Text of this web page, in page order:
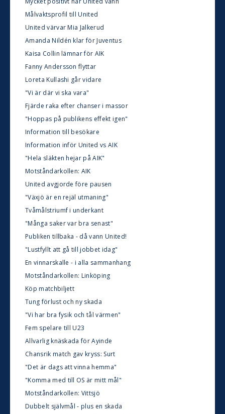
Målvaktsprofil till United
United värvar Mia Jalkerud
Amanda Nildén klar för Juventus
Kaisa Collin lämnar för AIK
Fanny Andersson flyttar
Loreta Kullashi går vidare
"Vi är där vi ska vara"
Fjärde raka efter chanser i massor
"Hoppas på publikens effekt igen"
Information till besökare
Information inför United vs AIK
"Hela släkten hejar på AIK"
Motståndarkollen: AIK
United avgjorde före pausen
"Växjö är en rejäl utmaning"
Tvåmålstriumf i underkant
"Många saker var bra senast"
Publiken tillbaka - då vann United!
"Lustfyllt att gå till jobbet idag"
En vinnarskalle - i alla sammanhang
Motståndarkollen: Linköping
Köp matchbiljett
Tung förlust och ny skada
"Vi har bra fysik och tål värmen"
Fem spelare till U23
Allvarlig knäskada för Ayinde
Chansrik match gav kryss: Surt
"Det är dags att vinna hemma"
"Komma med till OS är mitt mål"
Motståndarkollen: Vittsjö
Dubbelt självmål - plus en skada